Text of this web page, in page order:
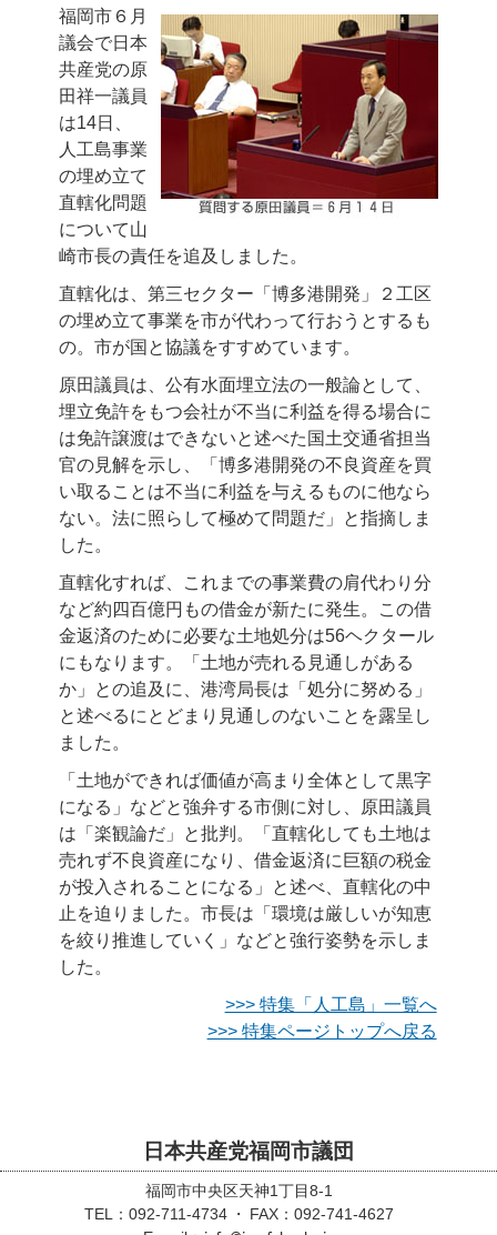
福岡市６月
議会で日本
共産党の原
田祥一議員
は14日、
人工島事業
の埋め立て
直轄化問題
について山
崎市長の責任を追及しました。
直轄化は、第三セクター「博多港開発」２工区
の埋め立て事業を市が代わって行おうとするも
の。市が国と協議をすすめています。
原田議員は、公有水面埋立法の一般論として、
埋立免許をもつ会社が不当に利益を得る場合に
は免許譲渡はできないと述べた国土交通省担当
官の見解を示し、「博多港開発の不良資産を買
い取ることは不当に利益を与えるものに他なら
ない。法に照らして極めて問題だ」と指摘しま
した。
直轄化すれば、これまでの事業費の肩代わり分
など約四百億円もの借金が新たに発生。この借
金返済のために必要な土地処分は56ヘクタール
にもなります。「土地が売れる見通しがある
か」との追及に、港湾局長は「処分に努める」
と述べるにとどまり見通しのないことを露呈し
ました。
「土地ができれば価値が高まり全体として黒字
になる」などと強弁する市側に対し、原田議員
は「楽観論だ」と批判。「直轄化しても土地は
売れず不良資産になり、借金返済に巨額の税金
が投入されることになる」と述べ、直轄化の中
止を迫りました。市長は「環境は厳しいが知恵
を絞り推進していく」などと強行姿勢を示しま
した。
>>> 特集「人工島」一覧へ
>>> 特集ページトップへ戻る
日本共産党福岡市議団
福岡市中央区天神1丁目8-1
TEL：092-711-4734
FAX：092-741-4627